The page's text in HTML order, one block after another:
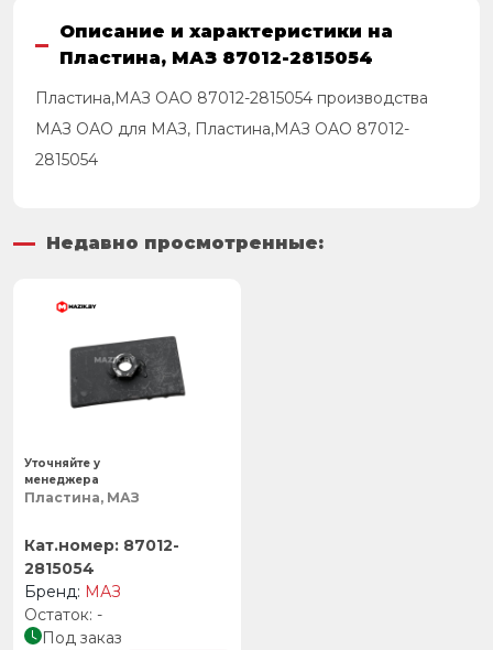
Описание и характеристики на
Пластина, МАЗ 87012-2815054
Пластина,МАЗ ОАО 87012-2815054 производства
МАЗ ОАО для МАЗ, Пластина,МАЗ ОАО 87012-
2815054
Недавно просмотренные:
Пластина, МАЗ
87012-
2815054
МАЗ
-
Под заказ
Уточняйте у
менеджера